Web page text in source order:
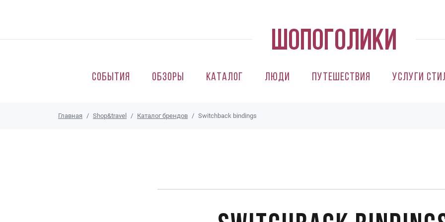
События Обзоры Каталог Люди Путешествия Услуги
Главная Shop&travel Каталог брендов Switchback bindings